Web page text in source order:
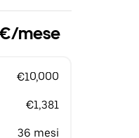
mese
€10,000
€1,381
36 mesi